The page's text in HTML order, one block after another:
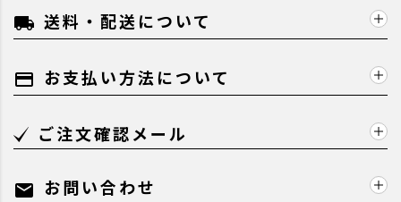
local_shipping 送料・配送について
payment お支払い方法について
ご注文確認メール
mail お問い合わせ